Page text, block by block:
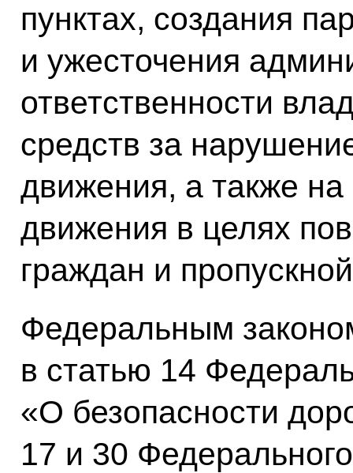
пунктах, создания
и ужесточения
ответственности
средств за
движения, а также
движения в целях
граждан и
Федеральным
в статью 14
«О безопасности
17 и 30